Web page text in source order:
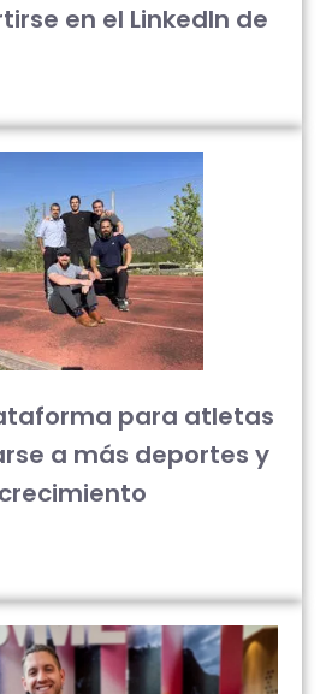
en el LinkedIn de
para atletas
a más deportes y